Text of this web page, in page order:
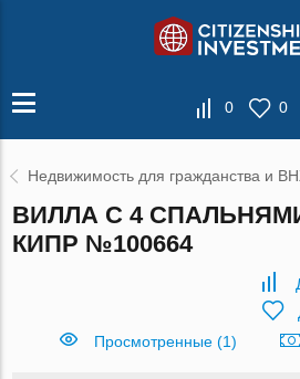
0 0
Недвижимость для гражданства и
ВИЛЛА С 4
КИПР №100664
Просмотренные (1)